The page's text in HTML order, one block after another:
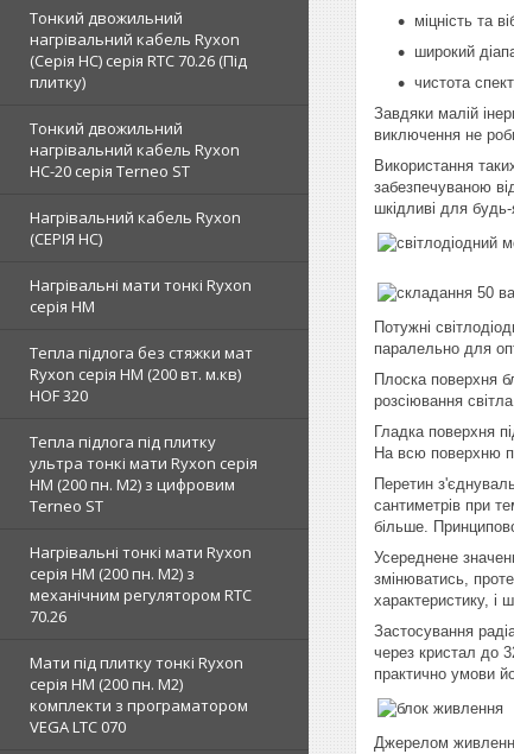
Тонкий двожильний
нагрівальний кабель Ryxon
(Серія НС) серія RTC 70.26 (Під
плитку)
Тонкий двожильний
нагрівальний кабель Ryxon
HC-20 серія Terneo ST
Нагрівальний кабель Ryxon
(СЕРІЯ НС)
Нагрівальні мати тонкі Ryxon
серія НМ
Тепла підлога без стяжки мат
Ryxon серія НМ (200 вт. м.кв)
HOF 320
Тепла підлога під плитку
ультра тонкі мати Ryxon серія
НМ (200 пн. М2) з цифровим
Terneo ST
Нагрівальні тонкі мати Ryxon
серія НМ (200 пн. М2) з
механічним регулятором RTC
70.26
Мати під плитку тонкі Ryxon
серія НМ (200 пн. М2)
комплекти з програматором
VEGA LTC 070
міцність та
широкий
чистота
Завдяки малій
виключення не
Використання
забезпечуваною
шкідливі для
Потужні
паралельно для
Плоска поверхня
розсіювання
Гладка поверхня
На всю поверхню
Перетин
сантиметрів при
більше.
Усереднене
змінюватись,
характеристику, і
Застосування
через кристал до
практично умови
Джерелом